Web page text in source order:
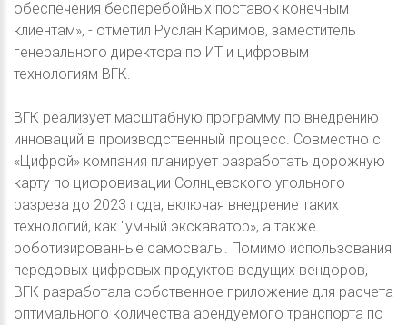
обеспечения бесперебойных поставок конечным
клиентам», - отметил Руслан Каримов, заместитель
генерального директора по ИТ и цифровым
технологиям ВГК.
ВГК реализует масштабную программу по внедрению
инноваций в производственный процесс. Совместно с
«Цифрой» компания планирует разработать дорожную
карту по цифровизации Солнцевского угольного
разреза до 2023 года, включая внедрение таких
технологий, как "умный экскаватор», а также
роботизированные самосвалы. Помимо использования
передовых цифровых продуктов ведущих вендоров,
ВГК разработала собственное приложение для расчета
оптимального количества арендуемого транспорта по